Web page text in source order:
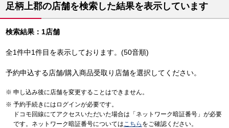
足柄上郡の店舗を検索した結果を表示しています
検索結果：1店舗
全1件中1件目を表示しております。(50音順)
予約申込する店舗/購入商品受取り店舗を選択してください。
申し込み後に店舗を変更することはできません。
予約手続きにはログインが必要です。
ドコモ回線にてアクセスいただいた場合は「ネットワーク暗証番号」が必要
です。ネットワーク暗証番号についてはこちら をご確認ください。